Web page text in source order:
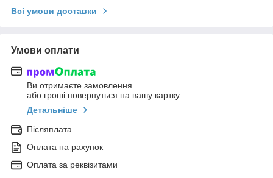
Всі умови доставки
Умови оплати
Ви отримаєте замовлення
або гроші повернуться на вашу картку
Детальніше
Післяплата
Оплата на рахунок
Оплата за реквізитами